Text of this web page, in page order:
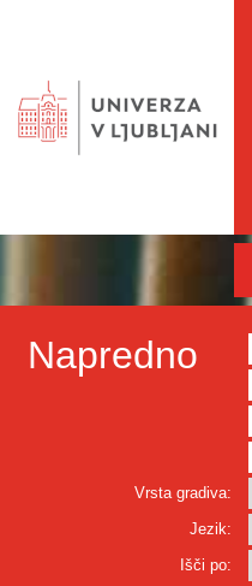
Napredno
Vrsta gradiva:
Jezik:
Išči po: